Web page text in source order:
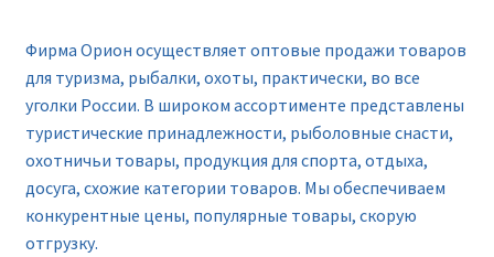
Прайс
Контакты
Фирма Орион осуществляет оптовые продажи товаров
для туризма, рыбалки, охоты, практически, во все
уголки России. В широком ассортименте представлены
туристические принадлежности, рыболовные снасти,
охотничьи товары, продукция для спорта, отдыха,
досуга, схожие категории товаров. Мы обеспечиваем
конкурентные цены, популярные товары, скорую
отгрузку.